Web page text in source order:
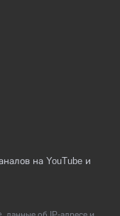
на YouTube и
данные об IP-адресе и